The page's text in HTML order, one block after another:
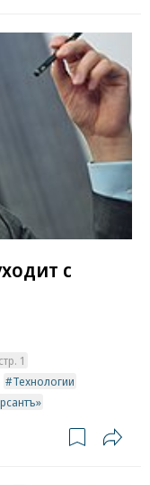
с
1
Технологии